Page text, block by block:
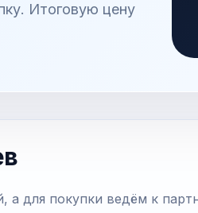
Итоговую цену
а для покупки ведём к